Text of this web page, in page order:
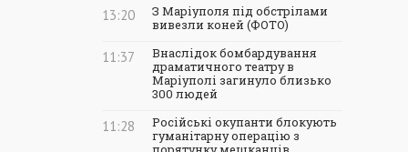
13:20
З Маріуполя під обстрілами
вивезли коней (ФОТО)
11:37
Внаслідок бомбардування
драматичного театру в
Маріуполі загинуло близько
300 людей
11:28
Російські окупанти блокують
гуманітарну операцію з